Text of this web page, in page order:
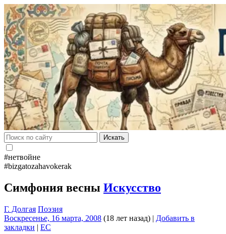
Искать
#нетвойне
#bizgatozahavokerak
Симфония весны Искусство
Г. Долгая Поэзия
Воскресенье, 16 марта, 2008 (18 лет назад) | Добавить в
закладки | EC